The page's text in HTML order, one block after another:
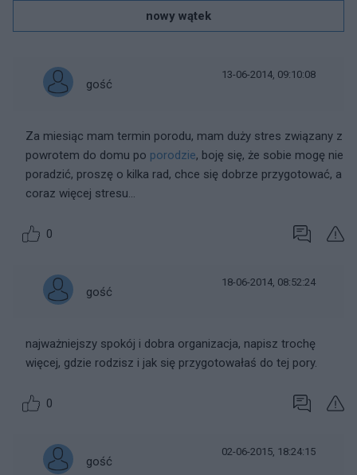
nowy wątek
gość
13-06-2014, 09:10:08
Za miesiąc mam termin porodu, mam duży stres związany z
powrotem do domu po porodzie, boję się, że sobie mogę nie
poradzić, proszę o kilka rad, chce się dobrze przygotować, a
coraz więcej stresu...
0
gość
18-06-2014, 08:52:24
najważniejszy spokój i dobra organizacja, napisz trochę
więcej, gdzie rodzisz i jak się przygotowałaś do tej pory.
0
gość
02-06-2015, 18:24:15